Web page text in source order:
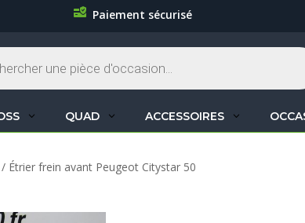
Paiement sécurisé
QUAD ACCESSOIRES
/ Étrier frein avant Peugeot Citystar 50